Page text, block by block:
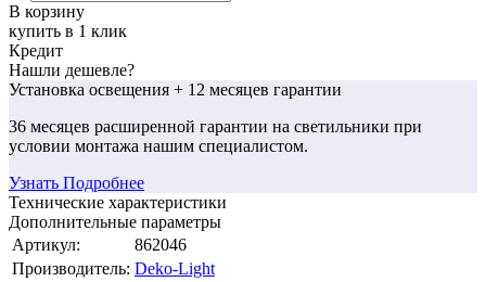
В корзину
купить в 1 клик
Кредит
Нашли дешевле?
Установка освещения + 12 месяцев гарантии
36 месяцев расширенной гарантии на светильники при
условии монтажа нашим специалистом.
Узнать Подробнее
Технические характеристики
Дополнительные параметры
Артикул:
862046
Производитель: Deko-Light